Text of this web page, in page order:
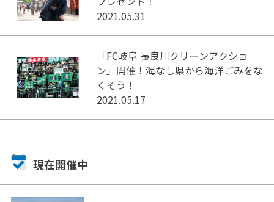
2021.05.31
「FC岐阜 長良川クリーンアクショ
ン」開催！海なし県から海洋ごみをな
くそう！
2021.05.17
現在開催中